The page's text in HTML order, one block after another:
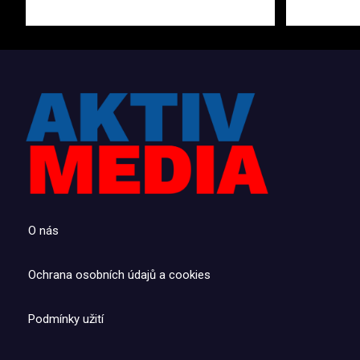
O nás
Ochrana osobních údajů a cookies
Podmínky užití